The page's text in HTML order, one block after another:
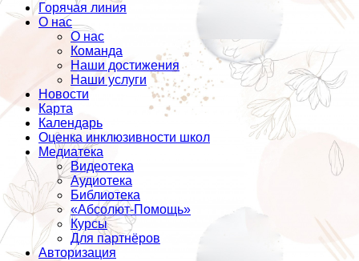
Горячая линия
О нас
О нас
Команда
Наши достижения
Наши услуги
Новости
Карта
Календарь
Оценка инклюзивности школ
Медиатека
Видеотека
Аудиотека
Библиотека
«Абсолют-Помощь»
Курсы
Для партнёров
Авторизация